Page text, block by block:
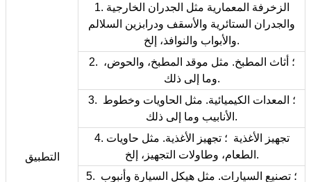
التطبيق
1. الزخرفة المعمارية مثل الجدران الخارجية
والجدران الستائرية والأسقف ودرابزين السلالم
والأبواب والنوافذ، إلخ.
2. ؛ أثاث المطبخ. مثل موقد المطبخ، والحوض،
وما إلى ذلك.
3. ؛ المعدات الكيميائية. مثل الحاويات وخطوط
الأنابيب وما إلى ذلك.
4. تجهيز الأغذية ؛ تجهيز الأغذية. مثل حاويات
الطعام، وطاولات التجهيز، إلخ.
5. ؛ تصنيع السيارات. مثل هيكل السيارة وأنبوب